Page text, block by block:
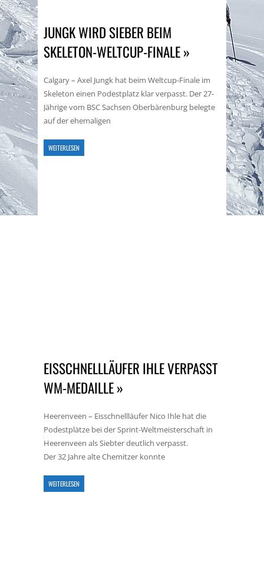
JUNGK WIRD SIEBER BEIM
SKELETON-WELTCUP-FINALE »
Calgary – Axel Jungk hat beim Weltcup-Finale im
Skeleton einen Podestplatz klar verpasst. Der 27-
Jährige vom BSC Sachsen Oberbärenburg belegte
auf der ehemaligen
WEITERLESEN
EISSCHNELLLÄUFER IHLE VERPASST
WM-MEDAILLE »
Heerenveen – Eisschnellläufer Nico Ihle hat die
Podestplätze bei der Sprint-Weltmeisterschaft in
Heerenveen als Siebter deutlich verpasst.
Der 32 Jahre alte Chemitzer konnte
WEITERLESEN